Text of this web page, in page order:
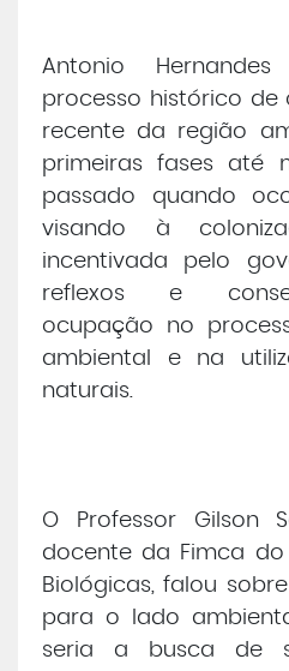
Antonio
processo histórico de
recente da região
primeiras fases até
passado quando
visando à
incentivada pelo
reflexos e
ocupação no
ambiental e na
naturais.
O Professor Gilson
docente da Fimca
Biológicas, falou
para o lado
seria a busca de